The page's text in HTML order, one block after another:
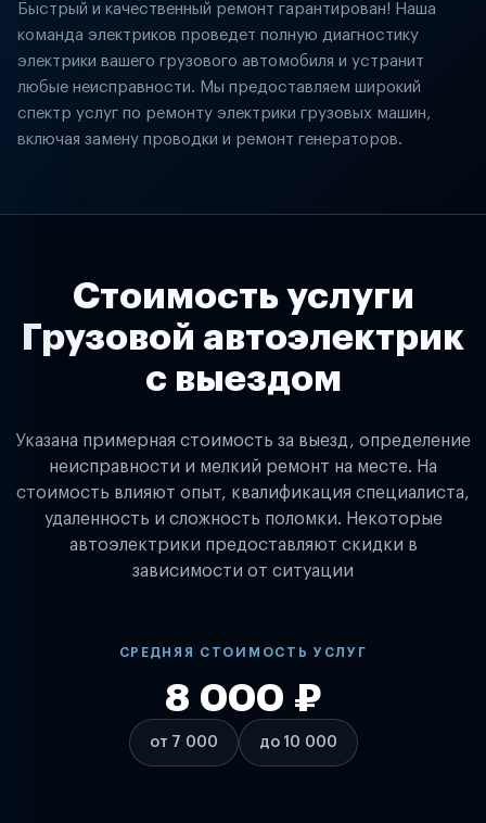
Быстрый и качественный ремонт гарантирован! Наша
команда электриков проведет полную диагностику
электрики вашего грузового автомобиля и устранит
любые неисправности. Мы предоставляем широкий
спектр услуг по ремонту электрики грузовых машин,
включая замену проводки и ремонт генераторов.
Стоимость услуги
Грузовой автоэлектрик
с выездом
Указана примерная стоимость за выезд, определение
неисправности и мелкий ремонт на месте. На
стоимость влияют опыт, квалификация специалиста,
удаленность и сложность поломки. Некоторые
автоэлектрики предоставляют скидки в
зависимости от ситуации
СРЕДНЯЯ СТОИМОСТЬ УСЛУГ
от 7 000
8 000 ₽
до 10 000